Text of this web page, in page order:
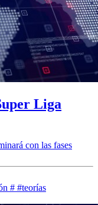
Liga
con las fases
# #teorías